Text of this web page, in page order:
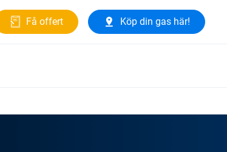
Få offert Köp din gas här!